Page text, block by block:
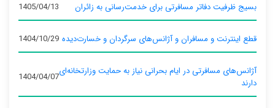
بسیج ظرفیت دفاتر مسافرتی برای خدمت‌رسانی به زائران 1405/04/13
قطع اینترنت و مسافران و آژانس‌های سرگردان و خسارت‌دیده 1404/10/29
آژانس‌های مسافرتی در ایام بحرانی نیاز به حمایت وزارتخانه‌ای
دارند
1404/04/07